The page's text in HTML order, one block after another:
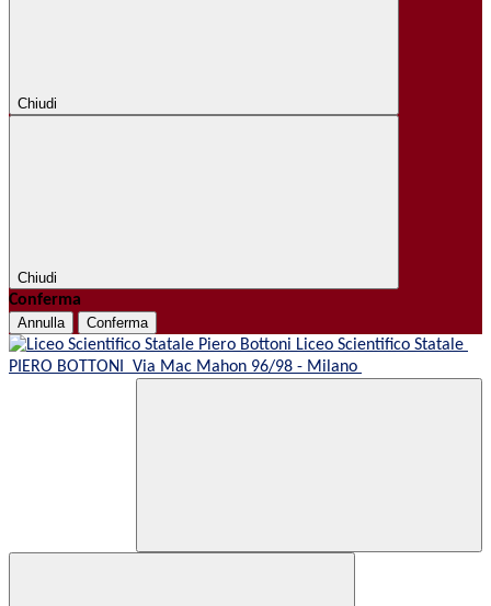
Chiudi
Chiudi
Conferma
Annulla Conferma
Liceo Scientifico Statale
PIERO BOTTONI Via Mac Mahon 96/98 - Milano